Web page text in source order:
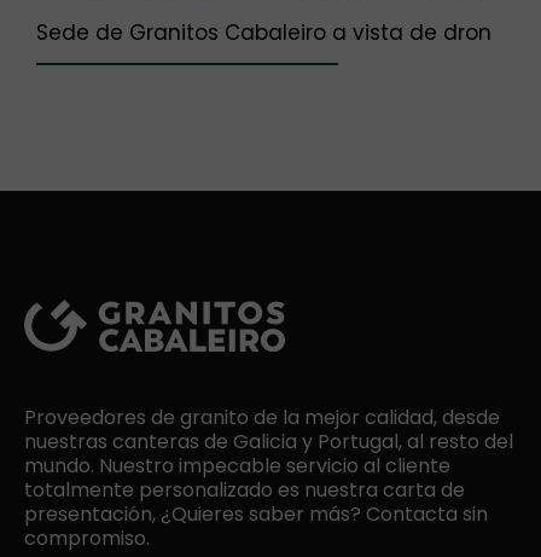
Sede de Granitos Cabaleiro a vista de dron
Proveedores de granito de la mejor calidad, desde
nuestras canteras de Galicia y Portugal, al resto del
mundo. Nuestro impecable servicio al cliente
totalmente personalizado es nuestra carta de
presentación, ¿Quieres saber más? Contacta sin
compromiso.